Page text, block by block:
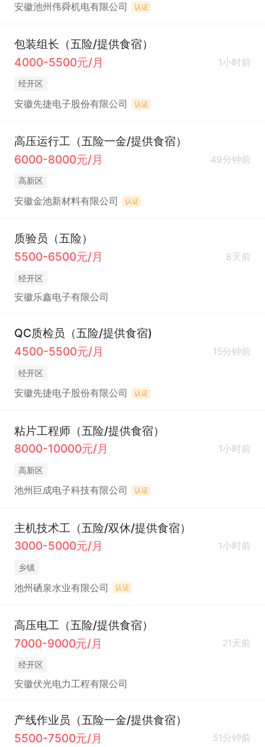
安徽池州伟舜机电有限公司 认证
包装组长（五险/提供食宿）
4000-5500元/月
1小时前
经开区
安徽先捷电子股份有限公司 认证
高压运行工（五险一金/提供食宿）
6000-8000元/月
49分钟前
高新区
安徽金池新材料有限公司 认证
质验员（五险）
5500-6500元/月
8天前
经开区
安徽乐鑫电子有限公司
QC质检员（五险/提供食宿)
4500-5500元/月
15分钟前
经开区
安徽先捷电子股份有限公司 认证
粘片工程师（五险/提供食宿）
8000-10000元/月
1小时前
高新区
池州巨成电子科技有限公司 认证
主机技术工（五险/双休/提供食宿）
3000-5000元/月
1小时前
乡镇
池州硒泉水业有限公司 认证
高压电工（五险/提供食宿）
7000-9000元/月
21天前
经开区
安徽伏光电力工程有限公司
产线作业员（五险一金/提供食宿）
5500-7500元/月
51分钟前